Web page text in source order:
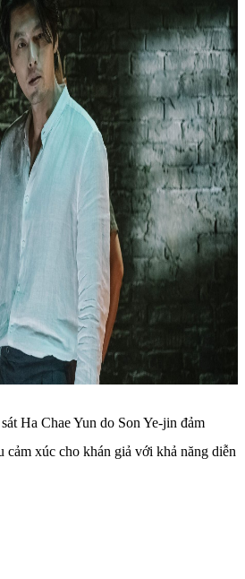
Ha Chae Yun do Son Ye-jin đảm
cảm xúc cho khán giả với khả năng diễn